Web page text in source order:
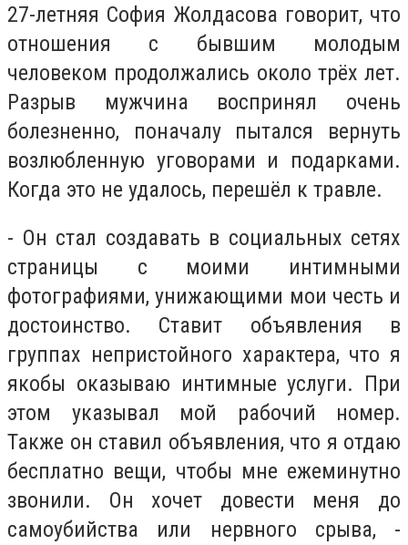
27-летняя София Жолдасова говорит, что
отношения с бывшим молодым
человеком продолжались около трёх лет.
Разрыв мужчина воспринял очень
болезненно, поначалу пытался вернуть
возлюбленную уговорами и подарками.
Когда это не удалось, перешёл к травле.
- Он стал создавать в социальных сетях
страницы с моими интимными
фотографиями, унижающими мои честь и
достоинство. Ставит объявления в
группах непристойного характера, что я
якобы оказываю интимные услуги. При
этом указывал мой рабочий номер.
Также он ставил объявления, что я отдаю
бесплатно вещи, чтобы мне ежеминутно
звонили. Он хочет довести меня до
самоубийства или нервного срыва, -